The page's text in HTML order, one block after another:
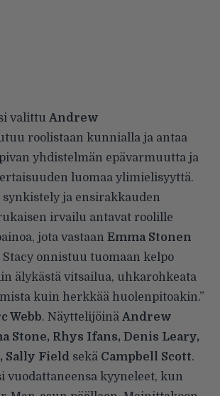
valittu Andrew
roolistaan kunnialla ja antaa
yhdistelmän epävarmuutta ja
luomaa ylimielisyyttä.
ja ensirakkauden
irvailu antavat roolille
jota vastaan Emma Stonen
Stacy onnistuu tuomaan kelpo
älykästä vitsailua, uhkarohkeata
kuin herkkää huolenpitoakin.”
Webb. Näyttelijöinä Andrew
Stone, Rhys Ifans, Denis Leary,
Sally Field sekä Campbell Scott.
vuodattaneensa kyyneleet, kun